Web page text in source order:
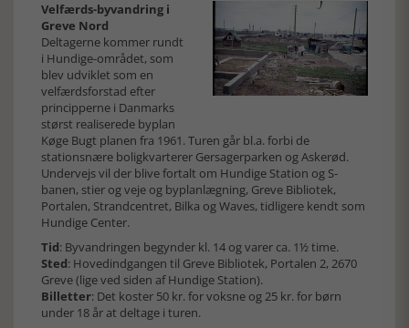
Velfærds-byvandring i
Greve Nord
Deltagerne kommer rundt
i Hundige-området, som
blev udviklet som en
velfærdsforstad efter
principperne i Danmarks
størst realiserede byplan
Køge Bugt planen fra 1961. Turen går bl.a. forbi de
stationsnære boligkvarterer Gersagerparken og Askerød.
Undervejs vil der blive fortalt om Hundige Station og S-
banen, stier og veje og byplanlægning, Greve Bibliotek,
Portalen, Strandcentret, Bilka og Waves, tidligere kendt som
Hundige Center.
Tid: Byvandringen begynder kl. 14 og varer ca. 1½ time.
Sted: Hovedindgangen til Greve Bibliotek, Portalen 2, 2670
Greve (lige ved siden af Hundige Station).
Billetter: Det koster 50 kr. for voksne og 25 kr. for børn
under 18 år at deltage i turen.